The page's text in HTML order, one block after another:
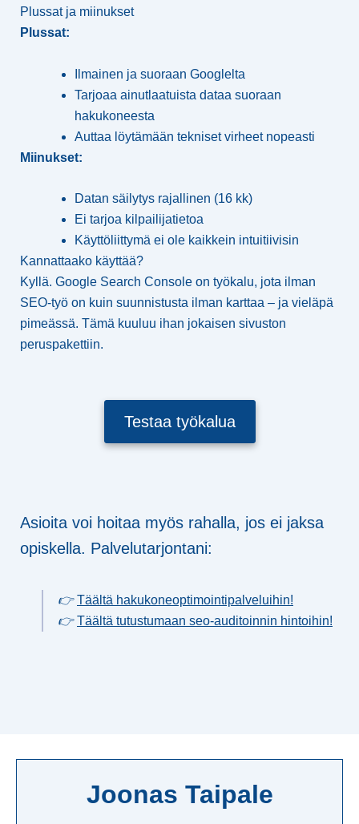
Plussat ja miinukset
Plussat:
Ilmainen ja suoraan Googlelta
Tarjoaa ainutlaatuista dataa suoraan
hakukoneesta
Auttaa löytämään tekniset virheet nopeasti
Miinukset:
Datan säilytys rajallinen (16 kk)
Ei tarjoa kilpailijatietoa
Käyttöliittymä ei ole kaikkein intuitiivisin
Kannattaako käyttää?
Kyllä. Google Search Console on työkalu, jota ilman
SEO-työ on kuin suunnistusta ilman karttaa – ja vieläpä
pimeässä. Tämä kuuluu ihan jokaisen sivuston
peruspakettiin.
Testaa työkalua
Asioita voi hoitaa myös rahalla, jos ei jaksa
opiskella. Palvelutarjontani:
👉Täältä hakukoneoptimointipalveluihin!
👉Täältä tutustumaan seo-auditoinnin hintoihin!
Joonas Taipale